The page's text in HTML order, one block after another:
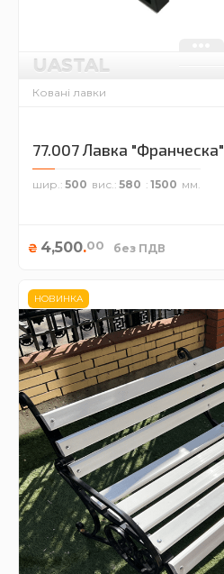
UASTAL
Ковані лавки
77.007 Лавка "Франческа"
шир. 500 вис. 580 1500
₴ 4,500.00 без ПДВ
НОВИНКА